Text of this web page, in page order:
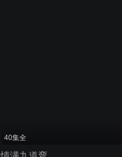
40集全